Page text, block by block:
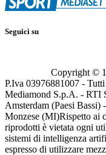
Seguici su
Copyright ©
P.Iva 03976881007 -
Mediamond S.p.A. - RTI
Amsterdam (Paesi
Monzese (MI)Rispetto ai
riprodotti è vietata ogni
sistemi di intelligenza
espresso di utilizzare